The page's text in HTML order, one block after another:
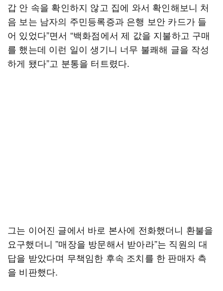
갑 안 속을 확인하지 않고 집에 와서 확인해보니 처
음 보는 남자의 주민등록증과 은행 보안 카드가 들
어 있었다”면서 “백화점에서 제 값을 지불하고 구매
를 했는데 이런 일이 생기니 너무 불쾌해 글을 작성
하게 됐다”고 분통을 터트렸다.
그는 이어진 글에서 바로 본사에 전화했더니 환불을
요구했더니 ”매장을 방문해서 받아라”는 직원의 대
답을 받았다며 무책임한 후속 조치를 한 판매자 측
을 비판했다.